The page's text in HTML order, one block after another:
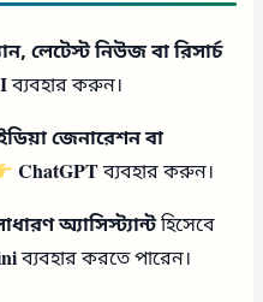
লেটেস্ট নিউজ বা রিসার্চ
ব্যবহার করুন।
জেনারেশন বা
ChatGPTব্যবহার করুন।
অ্যাসিস্ট্যান্টহিসেবে
ব্যবহার করতে পারেন।